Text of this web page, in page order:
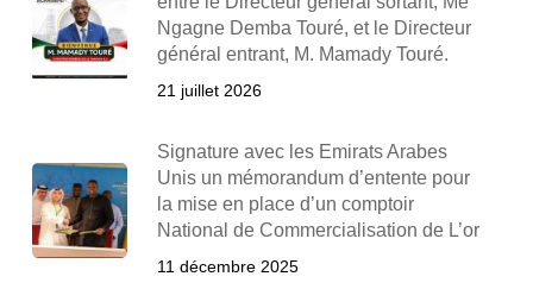
Ngagne Demba Touré, et le Directeur
général entrant, M. Mamady Touré.
21 juillet 2026
Signature avec les Emirats Arabes
Unis un mémorandum d’entente pour
la mise en place d’un comptoir
National de Commercialisation de L’or
11 décembre 2025